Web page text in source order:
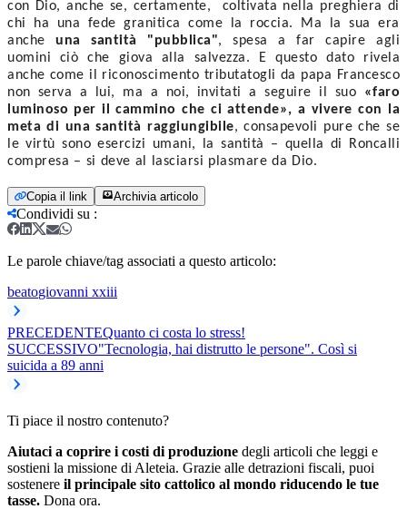
con Dio, anche se, certamente,  coltivata nella preghiera di
chi ha una fede granitica come la roccia. Ma la sua era
anche una santità "pubblica", spesa a far capire agli
uomini ciò che giova alla salvezza. E questo dato rivela
anche come il riconoscimento tributatogli da papa Francesco
non serva a lui, ma a noi, invitati a seguire il suo «faro
luminoso per il cammino che ci attende», a vivere con la
meta di una santità raggiungibile, consapevoli pure che se
le virtù sono esercizi umani, la santità – quella di Roncalli
compresa – si deve al lasciarsi plasmare da Dio.
Copia il link Archivia articolo
Condividi su :
Le parole chiave/tag associati a questo articolo:
beatogiovanni xxiii
PRECEDENTEQuanto ci costa lo stress!
SUCCESSIVO"Tecnologia, hai distrutto le persone". Così si
suicida a 89 anni
Ti piace il nostro contenuto?
Aiutaci a coprire i costi di produzione degli articoli che leggi e
sostieni la missione di Aleteia. Grazie alle detrazioni fiscali, puoi
sostenere il principale sito cattolico al mondo riducendo le tue
tasse. Dona ora.